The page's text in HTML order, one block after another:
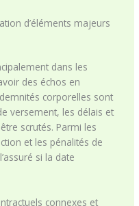
d’éléments majeurs
dans les
des échos en
corporelles sont
versement, les délais et
scrutés. Parmi les
et les pénalités de
si la date
connexes et